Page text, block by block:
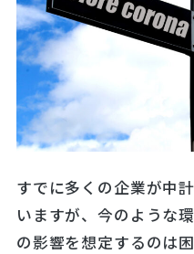
すでに多くの企業が中
いますが、今のような
の影響を想定するのは